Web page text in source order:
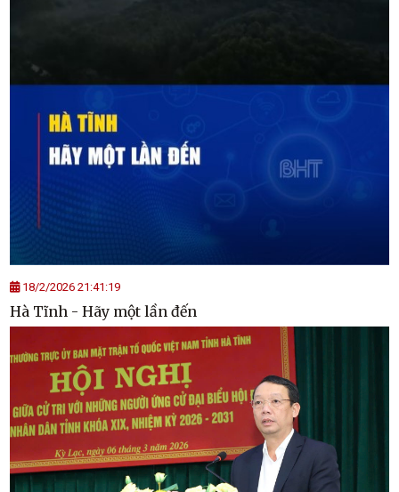
18/2/2026 21:41:19
Hà Tĩnh - Hãy một lần đến